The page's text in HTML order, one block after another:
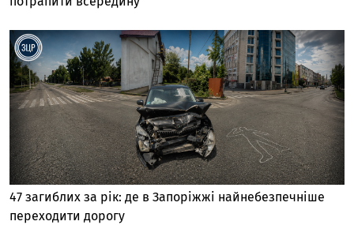
47 загиблих за рік: де в Запоріжжі найнебезпечніше
переходити дорогу